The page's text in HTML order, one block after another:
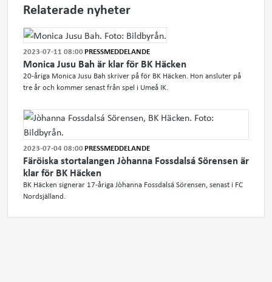
Relaterade nyheter
2023-07-11 08:00PRESSMEDDELANDE
Monica Jusu Bah är klar för BK Häcken
20-åriga Monica Jusu Bah skriver på för BK Häcken. Hon ansluter på
tre år och kommer senast från spel i Umeå IK.
2023-07-04 08:00PRESSMEDDELANDE
Färöiska stortalangen Jòhanna Fossdalsá Sörensen är
klar för BK Häcken
BK Häcken signerar 17-åriga Jòhanna Fossdalsá Sörensen, senast i FC
Nordsjälland.